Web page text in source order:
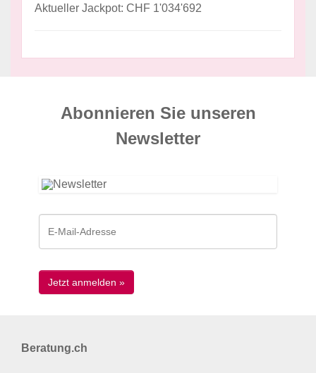
Aktueller Jackpot: CHF 1'034'692
Abonnieren Sie unseren
News­letter
Beratung.ch